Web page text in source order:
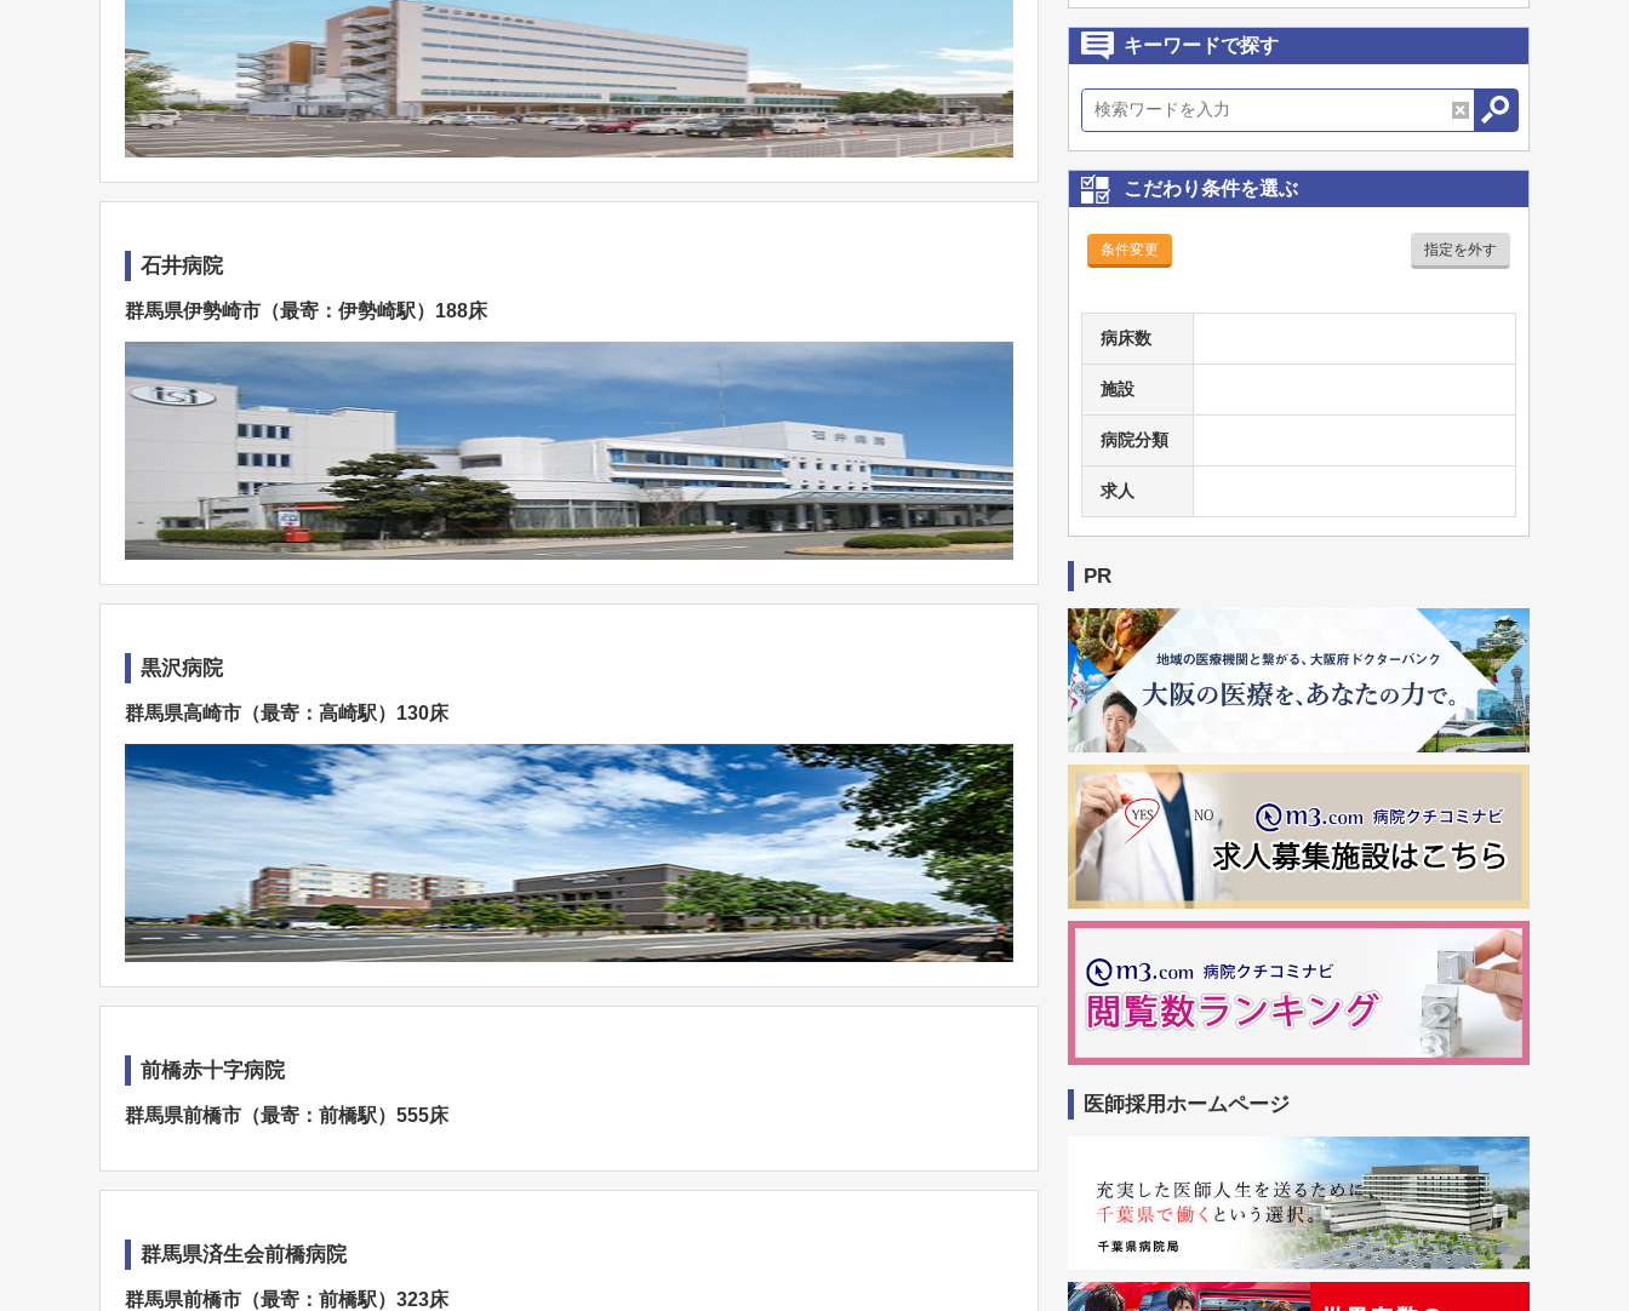
石井病院
群馬県伊勢崎市（最寄：伊勢崎駅）188床
黒沢病院
群馬県高崎市（最寄：高崎駅）130床
前橋赤十字病院
群馬県前橋市（最寄：前橋駅）555床
群馬県済生会前橋病院
群馬県前橋市（最寄：前橋駅）323床
キーワードで探す
こだわり条件を選ぶ
条件変更 指定を外す
病床数
施設
病院分類
求人
PR
医師採用ホームページ